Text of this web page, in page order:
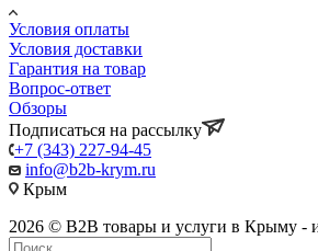
Условия оплаты
Условия доставки
Гарантия на товар
Вопрос-ответ
Обзоры
Подписаться на рассылку
+7 (343) 227-94-45
info@b2b-krym.ru
Крым
2026 © B2B товары и услуги в Крыму -